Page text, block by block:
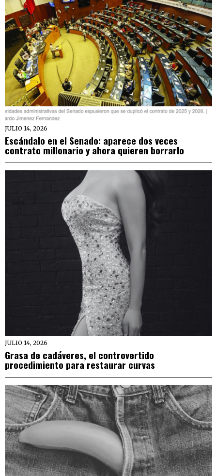
JULIO 14, 2026
Escándalo en el Senado: aparece dos veces
contrato millonario y ahora quieren borrarlo
JULIO 14, 2026
Grasa de cadáveres, el controvertido
procedimiento para restaurar curvas